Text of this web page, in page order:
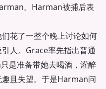
。Harman被捕后表
们花了一整个晚上讨论如何
人。Grace率先指出普通
是准备带她去喝酒，灌醉
且失望。于是Harman问